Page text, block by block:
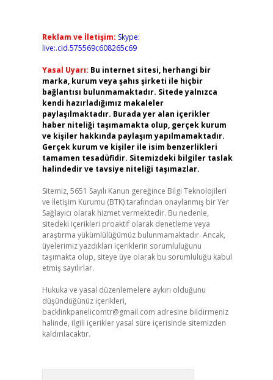
Reklam ve İletişim: Skype:
live:.cid.575569c608265c69
Yasal Uyarı: Bu internet sitesi, herhangi bir
marka, kurum veya şahıs şirketi ile hiçbir
bağlantısı bulunmamaktadır. Sitede yalnızca
kendi hazırladığımız makaleler
paylaşılmaktadır. Burada yer alan içerikler
haber niteliği taşımamakta olup, gerçek kurum
ve kişiler hakkında paylaşım yapılmamaktadır.
Gerçek kurum ve kişiler ile isim benzerlikleri
tamamen tesadüfidir. Sitemizdeki bilgiler taslak
halindedir ve tavsiye niteliği taşımazlar.
Sitemiz, 5651 Sayılı Kanun gereğince Bilgi Teknolojileri
ve İletişim Kurumu (BTK) tarafından onaylanmış bir Yer
Sağlayıcı olarak hizmet vermektedir. Bu nedenle,
sitedeki içerikleri proaktif olarak denetleme veya
araştırma yükümlülüğümüz bulunmamaktadır. Ancak,
üyelerimiz yazdıkları içeriklerin sorumluluğunu
taşımakta olup, siteye üye olarak bu sorumluluğu kabul
etmiş sayılırlar.
Hukuka ve yasal düzenlemelere aykırı olduğunu
düşündüğünüz içerikleri,
backlinkpanelicomtr@gmail.com adresine bildirmeniz
halinde, ilgili içerikler yasal süre içerisinde sitemizden
kaldırılacaktır.